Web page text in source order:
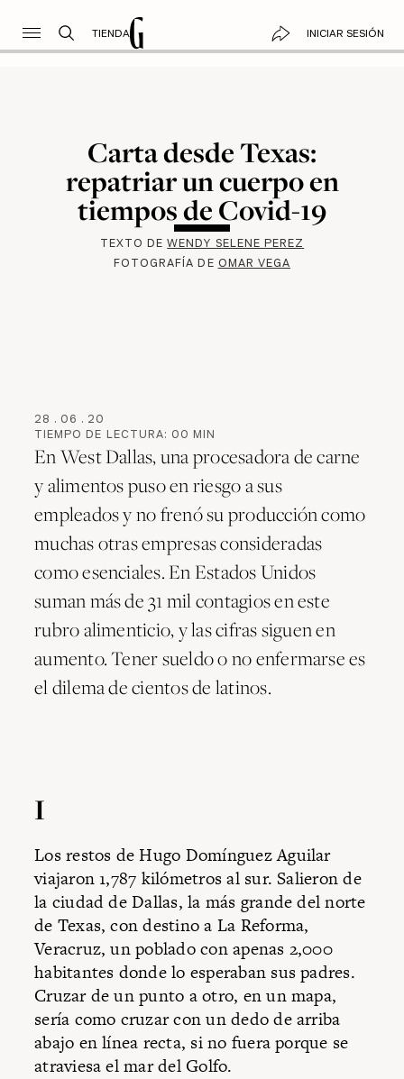
TIENDA INICIAR SESIÓN
Carta desde Texas:
repatriar un cuerpo en
tiempos de Covid-19
TEXTO DEWENDY SELENE PEREZ
FOTOGRAFÍA DE OMAR VEGA
28 . 06 . 20
TIEMPO DE LECTURA: 00 MIN
En West Dallas, una procesadora de carne
y alimentos puso en riesgo a sus
empleados y no frenó su producción como
muchas otras empresas consideradas
como esenciales. En Estados Unidos
suman más de 31 mil contagios en este
rubro alimenticio, y las cifras siguen en
aumento. Tener sueldo o no enfermarse es
el dilema de cientos de latinos.
I
Los restos de Hugo Domínguez Aguilar
viajaron 1,787 kilómetros al sur. Salieron de
la ciudad de Dallas, la más grande del norte
de Texas, con destino a La Reforma,
Veracruz, un poblado con apenas 2,000
habitantes donde lo esperaban sus padres.
Cruzar de un punto a otro, en un mapa,
sería como cruzar con un dedo de arriba
abajo en línea recta, si no fuera porque se
atraviesa el mar del Golfo.